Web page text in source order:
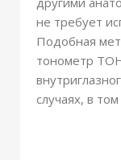
не требует
Подобная
тонометр
случаях, в том